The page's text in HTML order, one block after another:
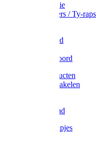
Tape en folie
Kabelbinders / Ty-raps
Metselkoord
Elastisch koord
Afdekproducten
Heffen en takelen
Waslijndraad
Simplexknipjes